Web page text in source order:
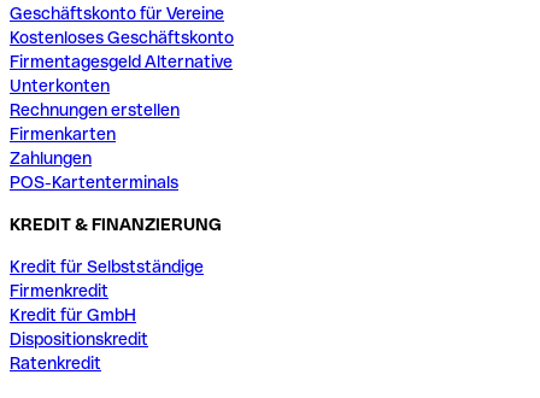
Geschäftskonto für Vereine
Kostenloses Geschäftskonto
Firmentagesgeld Alternative
Unterkonten
Rechnungen erstellen
Firmenkarten
Zahlungen
POS-Kartenterminals
KREDIT & FINANZIERUNG
Kredit für Selbstständige
Firmenkredit
Kredit für GmbH
Dispositionskredit
Ratenkredit